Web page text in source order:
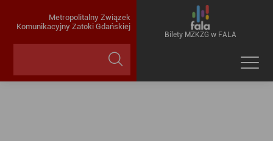
Metropolitalny Związek
Komunikacyjny Zatoki Gdańskiej
Bilety MZKZG w FALA